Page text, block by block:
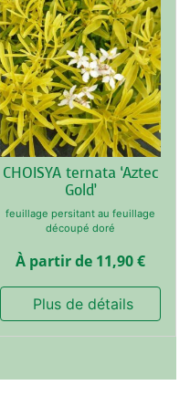
CHOISYA ternata ‘Aztec
Gold’
feuillage persitant au feuillage
découpé doré
À partir de 11,90€
Plus de détails